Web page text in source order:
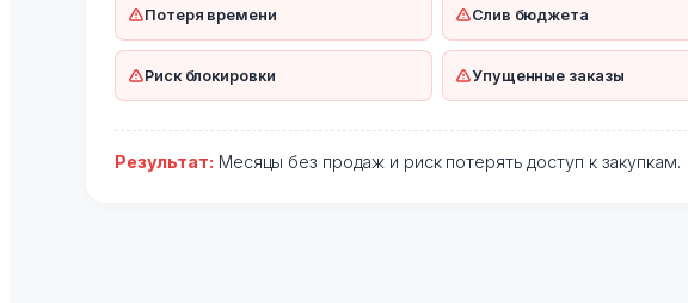
Потеря времени Слив бюджета
Риск блокировки Упущенные заказы
Результат: Месяцы без продаж и риск потерять доступ к закупкам.